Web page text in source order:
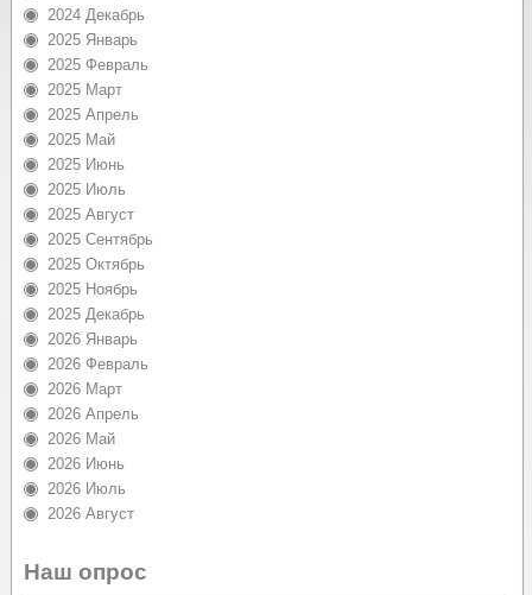
2024 Декабрь
2025 Январь
2025 Февраль
2025 Март
2025 Апрель
2025 Май
2025 Июнь
2025 Июль
2025 Август
2025 Сентябрь
2025 Октябрь
2025 Ноябрь
2025 Декабрь
2026 Январь
2026 Февраль
2026 Март
2026 Апрель
2026 Май
2026 Июнь
2026 Июль
2026 Август
Наш опрос